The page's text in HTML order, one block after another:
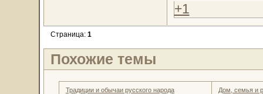
+1
Страница: 1
Похожие темы
Традиции и обычаи русского народа Дом, семья и